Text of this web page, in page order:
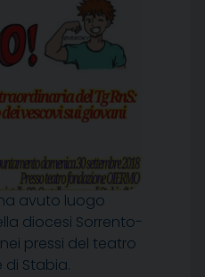
avuto luogo
diocesi Sorrento-
pressi del teatro
Stabia.